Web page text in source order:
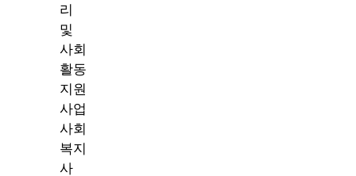
리
및
사회
활동
지원
사업
사회
복지
사